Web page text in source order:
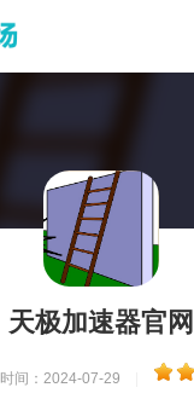
天极加速器官网
时间：2024-07-29